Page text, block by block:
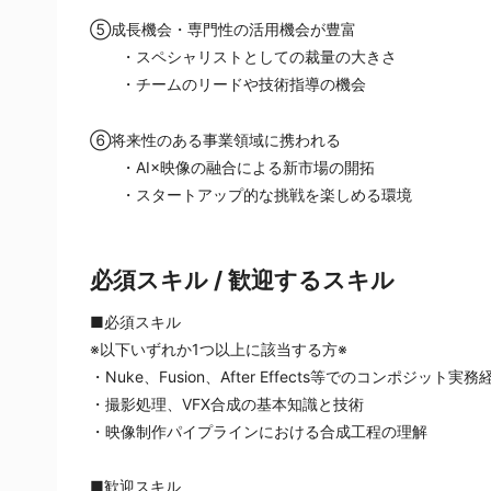
⑤成長機会・専門性の活用機会が豊富
・スペシャリストとしての裁量の大きさ
・チームのリードや技術指導の機会
⑥将来性のある事業領域に携われる
・AI×映像の融合による新市場の開拓
・スタートアップ的な挑戦を楽しめる環境
必須スキル / 歓迎するスキル
■必須スキル
※以下いずれか1つ以上に該当する方※
・Nuke、Fusion、After Effects等でのコンポジット実務
・撮影処理、VFX合成の基本知識と技術
・映像制作パイプラインにおける合成工程の理解
■歓迎スキル